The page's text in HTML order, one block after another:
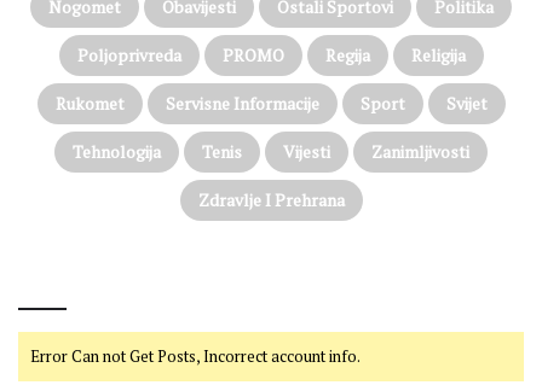
Nogomet Obavijesti Ostali Sportovi Politika
Poljoprivreda PROMO Regija Religija
Rukomet Servisne Informacije Sport Svijet
Tehnologija Tenis Vijesti Zanimljivosti
Zdravlje I Prehrana
Error Can not Get Posts, Incorrect account info.